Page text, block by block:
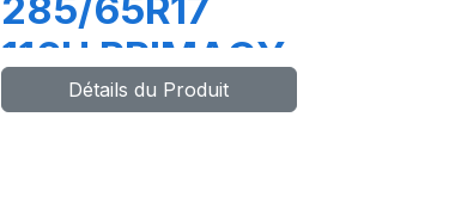
285/65R17
116H PRIMACY
SUV+Détails du Produit